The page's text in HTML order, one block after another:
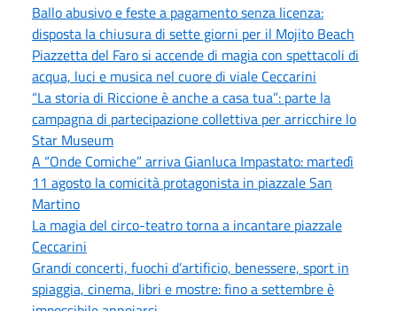
Ballo abusivo e feste a pagamento senza licenza:
disposta la chiusura di sette giorni per il Mojito Beach
Piazzetta del Faro si accende di magia con spettacoli di
acqua, luci e musica nel cuore di viale Ceccarini
“La storia di Riccione è anche a casa tua”: parte la
campagna di partecipazione collettiva per arricchire lo
Star Museum
A “Onde Comiche” arriva Gianluca Impastato: martedì
11 agosto la comicità protagonista in piazzale San
Martino
La magia del circo-teatro torna a incantare piazzale
Ceccarini
Grandi concerti, fuochi d’artificio, benessere, sport in
spiaggia, cinema, libri e mostre: fino a settembre è